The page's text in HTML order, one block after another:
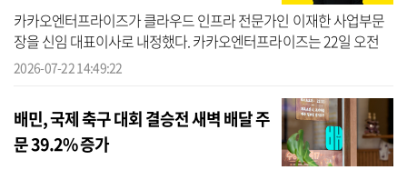
카카오엔터프라이즈가 클라우드 인프라 전문가인 이재한 사업부문
장을 신임 대표이사로 내정했다. 카카오엔터프라이즈는 22일 오전
이사회를 열고 이 사업부문장을 대표이사로 내정하는 안건을 의결했
2026-07-22 14:49:22
배민, 국제 축구 대회 결승전 새벽 배달 주
문 39.2% 증가